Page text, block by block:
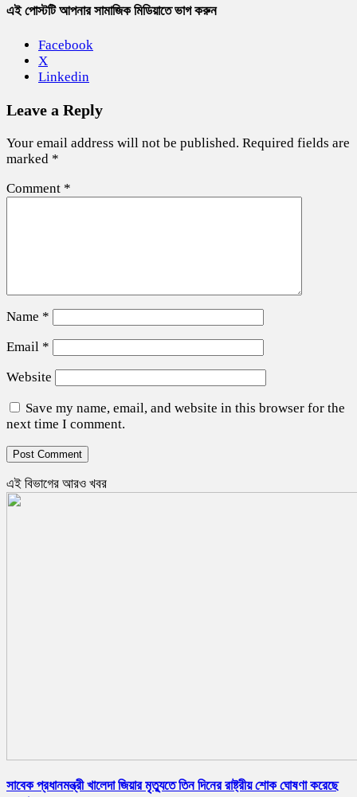
এই পোস্টটি আপনার সামাজিক মিডিয়াতে ভাগ করুন
Facebook
X
Linkedin
Leave a Reply
Your email address will not be published. Required fields are
marked *
Comment *
Name *
Email *
Website
Save my name, email, and website in this browser for the
next time I comment.
এই বিভাগের আরও খবর
সাবেক প্রধানমন্ত্রী খালেদা জিয়ার মৃত্যুতে তিন দিনের রাষ্ট্রীয় শোক ঘোষণা করেছে